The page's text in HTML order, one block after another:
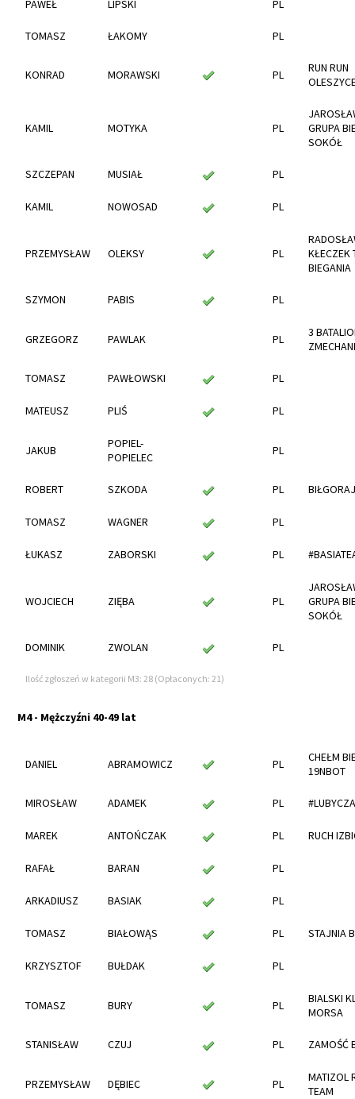
PAWEŁ LIPSKI PL
TOMASZ ŁAKOMY PL
KONRAD MORAWSKI PL
RUN RUN
KAMIL MOTYKA PL
GRUPA
SOKÓŁ
SZCZEPAN MUSIAŁ PL
KAMIL NOWOSAD PL
PRZEMYSŁAW OLEKSY PL
KŁECZEK
BIEGANIA
SZYMON PABIS PL
GRZEGORZ PAWLAK PL
3
TOMASZ PAWŁOWSKI PL
MATEUSZ PLIŚ PL
JAKUB
POPIEL-
POPIELEC
PL
ROBERT SZKODA PL
TOMASZ WAGNER PL
ŁUKASZ ZABORSKI PL
WOJCIECH ZIĘBA PL
GRUPA
SOKÓŁ
DOMINIK ZWOLAN PL
Ilość zgłoszeń w kategorii M3: 28 (Opłaconych: 21)
M4 - Mężczyźni 40-49 lat
DANIEL ABRAMOWICZ PL
CHEŁM
19NBOT
MIROSŁAW ADAMEK PL
MAREK ANTOŃCZAK PL RUCH
RAFAŁ BARAN PL
ARKADIUSZ BASIAK PL
TOMASZ BIAŁOWĄS PL STAJNIA
KRZYSZTOF BUŁDAK PL
TOMASZ BURY PL
BIALSKI
MORSA
STANISŁAW CZUJ PL ZAMOŚĆ
PRZEMYSŁAW DĘBIEC PL
MATIZOL
TEAM